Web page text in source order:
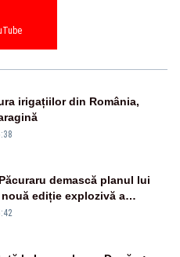
irigațiilor din România,
demască planul lui
ediție explozivă a
Zilei” la Realitatea PLUS